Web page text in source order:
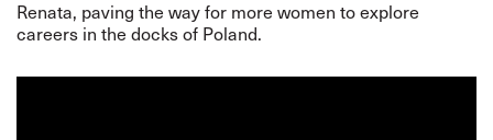
Renata, paving the way for more women to explore
careers in the docks of Poland.